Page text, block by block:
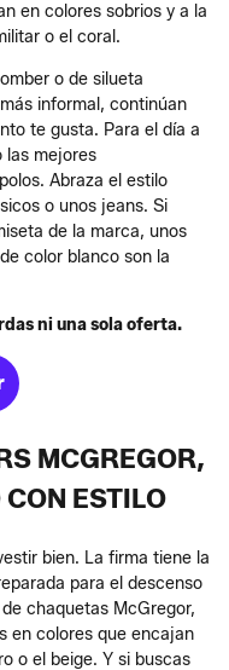
en colores sobrios y a la
o el coral.
o de silueta
informal, continúan
te gusta. Para el día a
las mejores
Abraza el estilo
o unos jeans. Si
de la marca, unos
color blanco son la
ni una sola oferta.
MCGREGOR,
ESTILO
bien. La firma tiene la
para el descenso
chaquetas McGregor,
en colores que encajan
o el beige. Y si buscas